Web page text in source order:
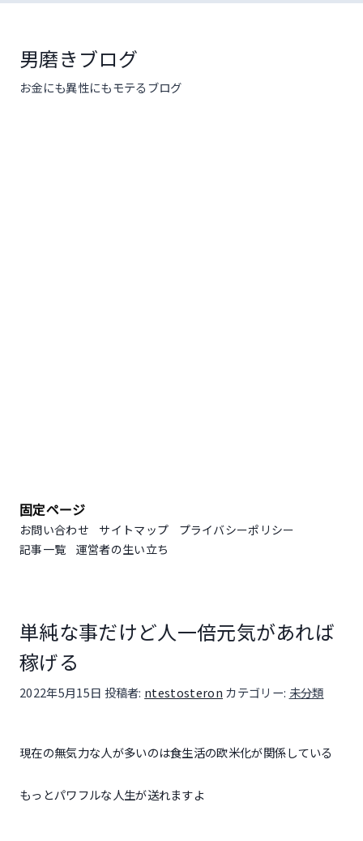
男磨きブログ
お金にも異性にもモテるブログ
固定ページ
お問い合わせ サイトマップ
プライバシーポリシー
記事一覧
運営者の生い立ち
単純な事だけど人一倍元気があれば
稼げる
投稿日:
2022年5月15日 投稿者: ntestosteron カテゴリー: 未分類
現在の無気力な人が多いのは食生活の欧米化が関係している
もっとパワフルな人生が送れますよ